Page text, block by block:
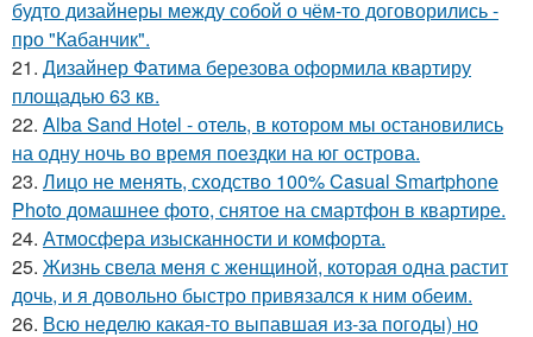
будто дизайнеры между собой о чём-то договорились -
про "Кабанчик".
21. Дизайнер Фатима березова оформила квартиру
площадью 63 кв.
22. Alba Sand Hotel - отель, в котором мы остановились
на одну ночь во время поездки на юг острова.
23. Лицо не менять, сходство 100% Casual Smartphone
Photo домашнее фото, снятое на смартфон в квартире.
24. Атмосфера изысканности и комфорта.
25. Жизнь свела меня с женщиной, которая одна растит
дочь, и я довольно быстро привязался к ним обеим.
26. Всю неделю какая-то выпавшая из-за погоды) но